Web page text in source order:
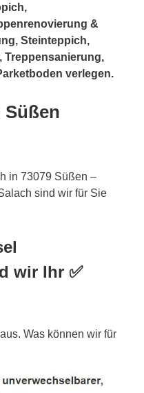
&
Steinteppich,
Treppensanierung,
verlegen.
Süßen
in 73079 Süßen –
sind wir für Sie
wir Ihr ✅
Was können wir für